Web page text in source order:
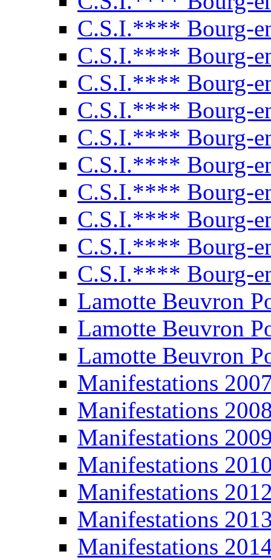
C.S.I.**** Bourg-
C.S.I.**** Bourg-
C.S.I.**** Bourg-
C.S.I.**** Bourg-
C.S.I.**** Bourg-
C.S.I.**** Bourg-
C.S.I.**** Bourg-
C.S.I.**** Bourg-
C.S.I.**** Bourg-
C.S.I.**** Bourg-
Lamotte Beuvron
Lamotte Beuvron
Lamotte Beuvron
Manifestations
Manifestations
Manifestations
Manifestations
Manifestations
Manifestations
Manifestations